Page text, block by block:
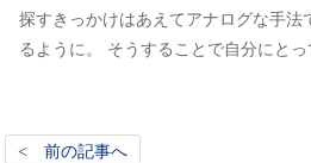
探すきっかけはあえてアナログな手法
るように。 そうすることで自分にとっ
< 前の記事へ